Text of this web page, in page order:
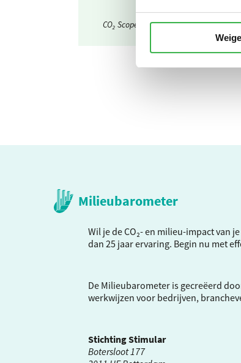
CO₂ Scope 3 verborgen
Milieubarometer
Wil je de CO₂- en milieu-impact van
dan 25 jaar ervaring. Begin nu met
De Milieubarometer is gecreëerd
werkwijzen voor bedrijven,
Stichting Stimular
Botersloot 177